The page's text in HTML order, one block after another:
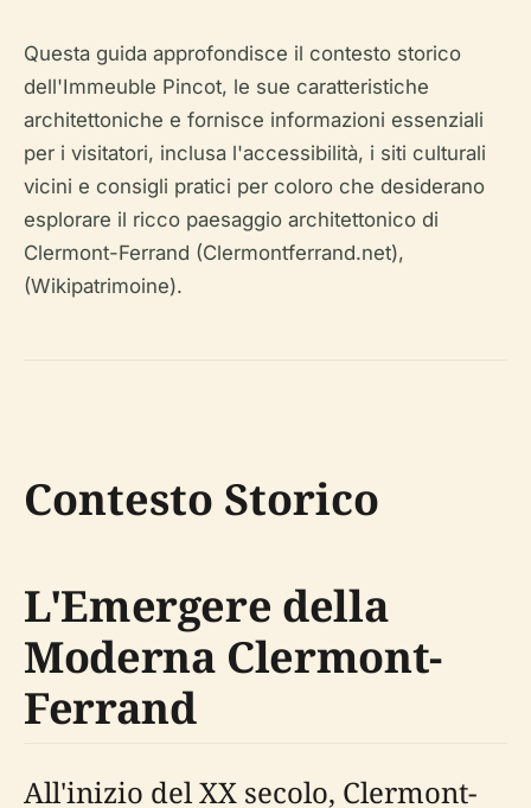
Questa guida approfondisce il contesto storico
dell'Immeuble Pincot, le sue caratteristiche
architettoniche e fornisce informazioni essenziali
per i visitatori, inclusa l'accessibilità, i siti culturali
vicini e consigli pratici per coloro che desiderano
esplorare il ricco paesaggio architettonico di
Clermont-Ferrand (Clermontferrand.net),
(Wikipatrimoine).
Contesto Storico
L'Emergere della
Moderna Clermont-
Ferrand
All'inizio del XX secolo, Clermont-